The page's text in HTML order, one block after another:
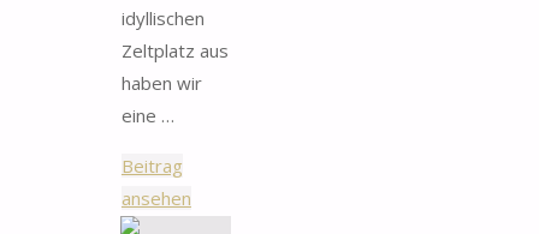
idyllischen
Zeltplatz aus
haben wir
eine …
Beitrag
ansehen"Pfingstlager